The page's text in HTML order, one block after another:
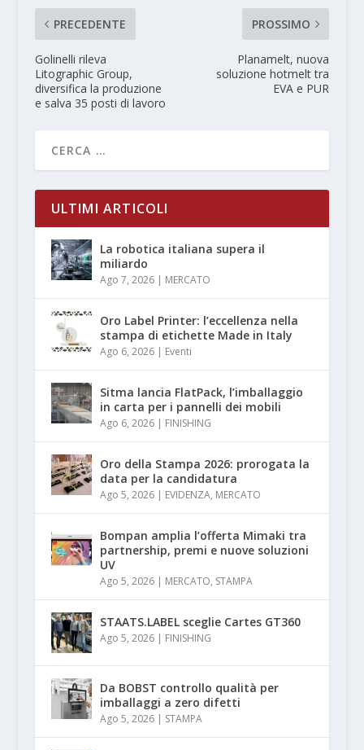
PRECEDENTE
Golinelli rileva
Litographic Group,
diversifica la produzione
e salva 35 posti di lavoro
PROSSIMO
Planamelt, nuova
soluzione hotmelt tra
EVA e PUR
ULTIMI ARTICOLI
La robotica italiana supera il
miliardo
Ago 7, 2026| MERCATO
Oro Label Printer: l’eccellenza nella
stampa di etichette Made in Italy
Ago 6, 2026| Eventi
Sitma lancia FlatPack, l’imballaggio
in carta per i pannelli dei mobili
Ago 6, 2026| FINISHING
Oro della Stampa 2026: prorogata la
data per la candidatura
Ago 5, 2026| EVIDENZA, MERCATO
Bompan amplia l’offerta Mimaki tra
partnership, premi e nuove soluzioni
UV
Ago 5, 2026| MERCATO, STAMPA
STAATS.LABEL sceglie Cartes GT360
Ago 5, 2026| FINISHING
Da BOBST controllo qualità per
imballaggi a zero difetti
Ago 5, 2026| STAMPA